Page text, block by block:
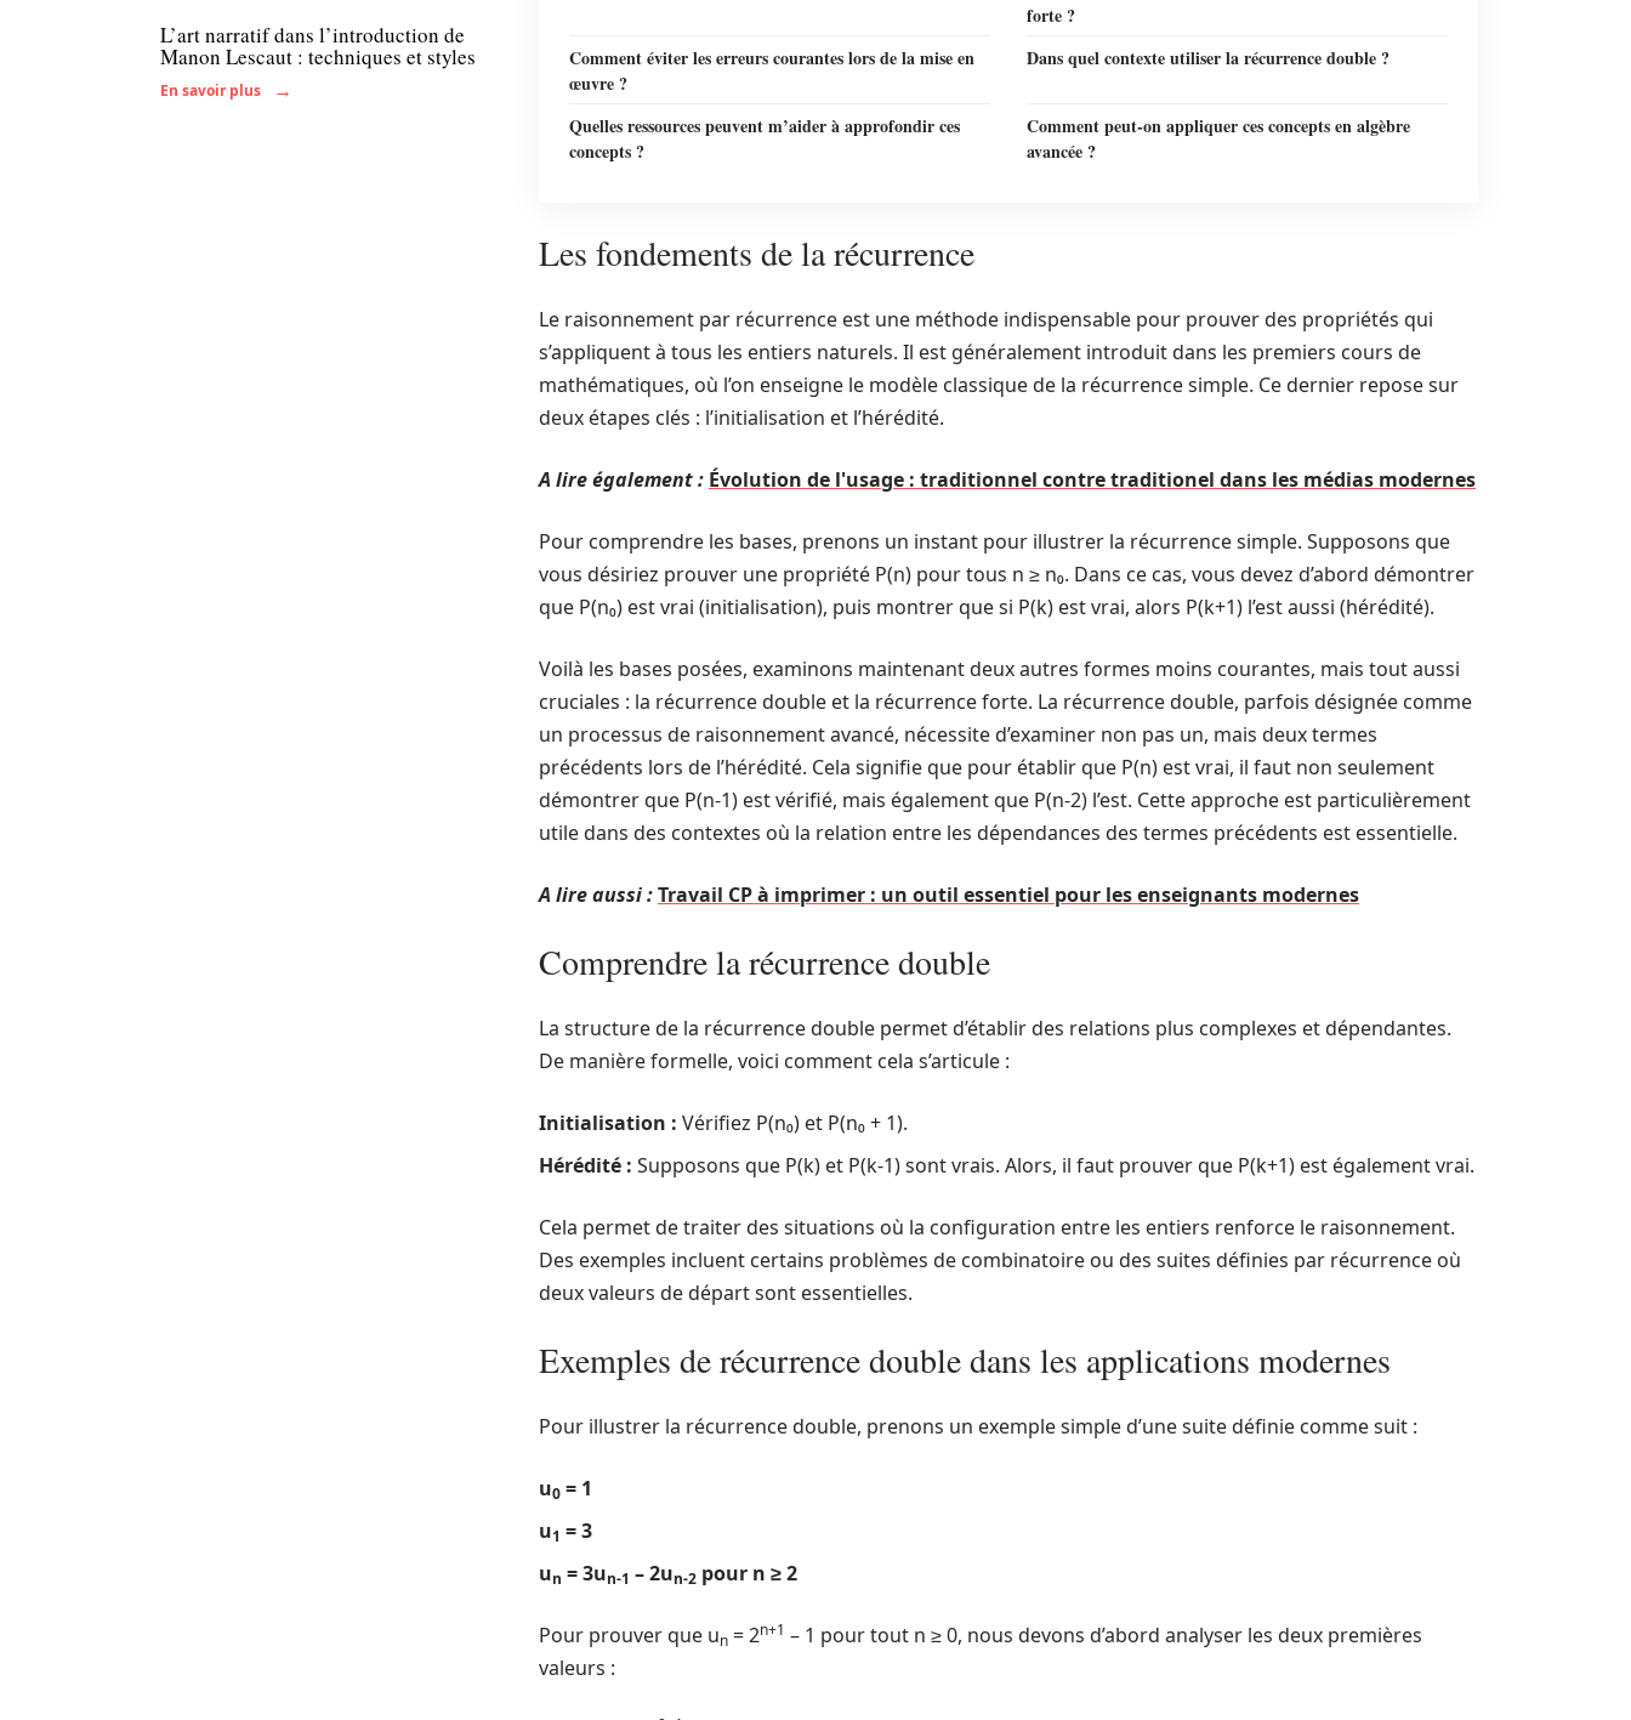
L’art narratif dans l’introduction de
Manon Lescaut : techniques et styles
En savoir plus
forte ?
Comment éviter les erreurs courantes lors de la mise en
œuvre ?
Dans quel contexte utiliser la récurrence double ?
Quelles ressources peuvent m’aider à approfondir ces
concepts ?
Comment peut-on appliquer ces concepts en algèbre
avancée ?
Les fondements de la récurrence
Le raisonnement par récurrence est une méthode indispensable pour prouver des propriétés qui
s’appliquent à tous les entiers naturels. Il est généralement introduit dans les premiers cours de
mathématiques, où l’on enseigne le modèle classique de la récurrence simple. Ce dernier repose sur
deux étapes clés : l’initialisation et l’hérédité.
A lire également : Évolution de l'usage : traditionnel contre traditionel dans les médias modernes
Pour comprendre les bases, prenons un instant pour illustrer la récurrence simple. Supposons que
vous désiriez prouver une propriété P(n) pour tous n ≥ n₀. Dans ce cas, vous devez d’abord démontrer
que P(n₀) est vrai (initialisation), puis montrer que si P(k) est vrai, alors P(k+1) l’est aussi (hérédité).
Voilà les bases posées, examinons maintenant deux autres formes moins courantes, mais tout aussi
cruciales : la récurrence double et la récurrence forte. La récurrence double, parfois désignée comme
un processus de raisonnement avancé, nécessite d’examiner non pas un, mais deux termes
précédents lors de l’hérédité. Cela signifie que pour établir que P(n) est vrai, il faut non seulement
démontrer que P(n-1) est vérifié, mais également que P(n-2) l’est. Cette approche est particulièrement
utile dans des contextes où la relation entre les dépendances des termes précédents est essentielle.
A lire aussi :Travail CP à imprimer : un outil essentiel pour les enseignants modernes
Comprendre la récurrence double
La structure de la récurrence double permet d’établir des relations plus complexes et dépendantes.
De manière formelle, voici comment cela s’articule :
Initialisation : Vérifiez P(n₀) et P(n₀ + 1).
Hérédité : Supposons que P(k) et P(k-1) sont vrais. Alors, il faut prouver que P(k+1) est également vrai.
Cela permet de traiter des situations où la configuration entre les entiers renforce le raisonnement.
Des exemples incluent certains problèmes de combinatoire ou des suites définies par récurrence où
deux valeurs de départ sont essentielles.
Exemples de récurrence double dans les applications modernes
Pour illustrer la récurrence double, prenons un exemple simple d’une suite définie comme suit :
u0 = 1
u1 = 3
un = 3un-1 – 2un-2 pour n ≥ 2
Pour prouver que un = 2n+1 – 1 pour tout n ≥ 0, nous devons d’abord analyser les deux premières
valeurs :